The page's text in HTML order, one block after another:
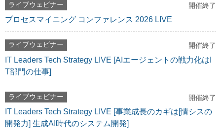
ライブウェビナー 開催終了
プロセスマイニング コンファレンス 2026 LIVE
ライブウェビナー 開催終了
IT Leaders Tech Strategy LIVE [AIエージェントの戦力化はI
T部門の仕事]
ライブウェビナー 開催終了
IT Leaders Tech Strategy LIVE [事業成長のカギは[情シスの
開発力] 生成AI時代のシステム開発]